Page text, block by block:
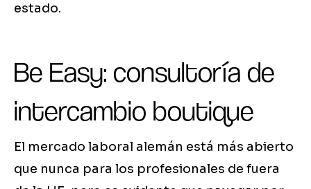
estado.
Be Easy: consultoría de
intercambio boutique
El mercado laboral alemán está más abierto
que nunca para los profesionales de fuera